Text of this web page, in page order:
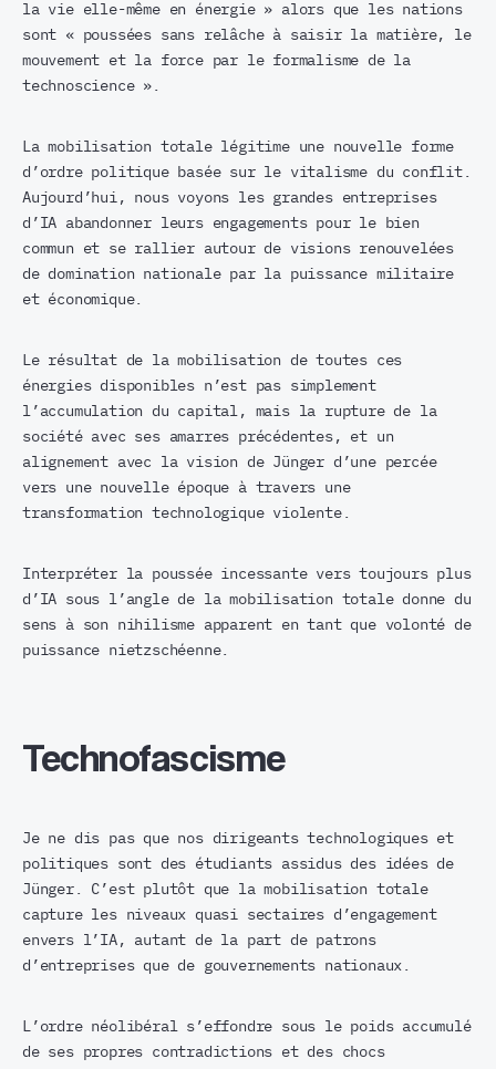
la vie elle-même en énergie » alors que les nations
sont « poussées sans relâche à saisir la matière, le
mouvement et la force par le formalisme de la
technoscience ».
La mobilisation totale légitime une nouvelle forme
d’ordre politique basée sur le vitalisme du conflit.
Aujourd’hui, nous voyons les grandes entreprises
d’IA abandonner leurs engagements pour le bien
commun et se rallier autour de visions renouvelées
de domination nationale par la puissance militaire
et économique.
Le résultat de la mobilisation de toutes ces
énergies disponibles n’est pas simplement
l’accumulation du capital, mais la rupture de la
société avec ses amarres précédentes, et un
alignement avec la vision de Jünger d’une percée
vers une nouvelle époque à travers une
transformation technologique violente.
Interpréter la poussée incessante vers toujours plus
d’IA sous l’angle de la mobilisation totale donne du
sens à son nihilisme apparent en tant que volonté de
puissance nietzschéenne.
Technofascisme
Je ne dis pas que nos dirigeants technologiques et
politiques sont des étudiants assidus des idées de
Jünger. C’est plutôt que la mobilisation totale
capture les niveaux quasi sectaires d’engagement
envers l’IA, autant de la part de patrons
d’entreprises que de gouvernements nationaux.
L’ordre néolibéral s’effondre sous le poids accumulé
de ses propres contradictions et des chocs